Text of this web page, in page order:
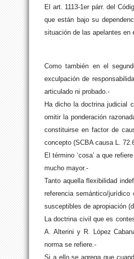
El art. 1113-1er párr. del
que están bajo su
situación de las apelantes en
Como también en el
exculpación de
articulado ni probado.-
Ha dicho la doctrina judicial
omitir la ponderación
constituirse en factor de
concepto (SCBA causa L.
El término ‘cosa’ a que
mucho mayor.-
Tanto aquella flexibilidad
referencia semántico/
susceptibles de apropiación
La doctrina civil que es
A. Alterini y R. López
norma se refiere.-
Si a ello se agrega que